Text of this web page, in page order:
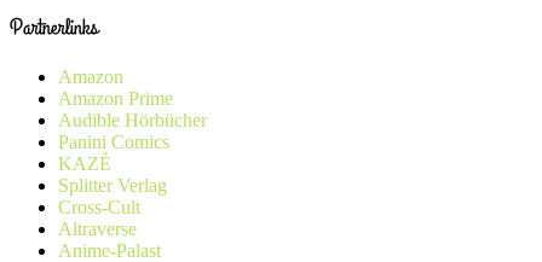
Partnerlinks
Amazon
Amazon Prime
Audible Hörbücher
Panini Comics
KAZÉ
Splitter Verlag
Cross-Cult
Altraverse
Anime-Palast